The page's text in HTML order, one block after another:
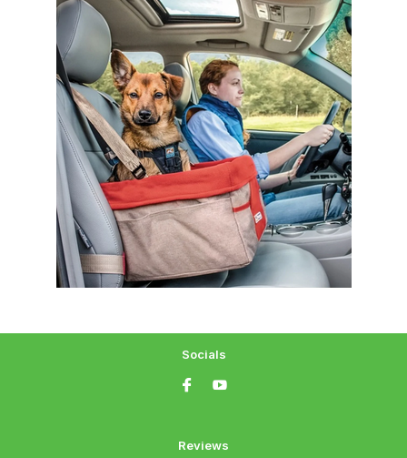
Reviews
Socials